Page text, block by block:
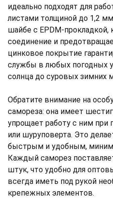
идеально подходят для
листами толщиной до 1,2
шайбе с EPDM-прокладкой,
соединение и
цинковое покрытие
службы в любых погодных
солнца до суровых зимних
Обратите внимание на
самореза: она имеет
упрощает работу с ним при
или шуруповерта. Это
быстрым и удобным,
Каждый саморез
штук, что удобно для
всегда иметь под рукой
крепежных элементов.